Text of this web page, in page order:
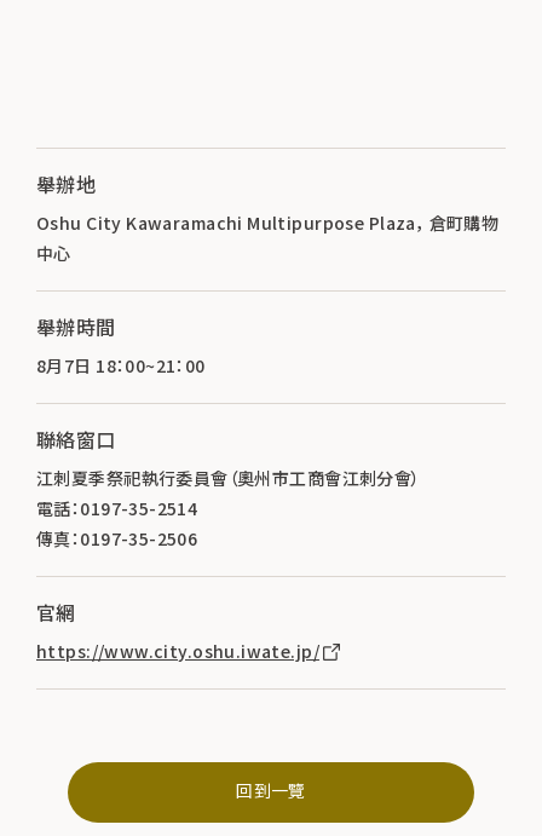
舉辦地
Oshu City Kawaramachi Multipurpose Plaza， 倉町購物
中心
舉辦時間
8月7日 18：00~21：00
聯絡窗口
江刺夏季祭祀執行委員會（奧州市工商會江刺分會）
電話：0197-35-2514
傳真：0197-35-2506
官網
https://www.city.oshu.iwate.jp/
回到一覽